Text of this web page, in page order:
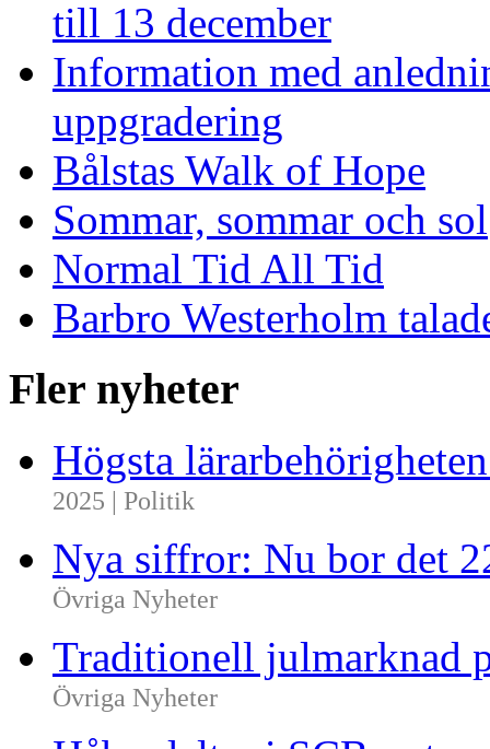
till 13 december
Information med
uppgradering
Bålstas Walk of Hope
Sommar, sommar och sol
Normal Tid All Tid
Barbro Westerholm
Fler nyheter
Högsta
2025 | Politik
Nya siffror: Nu bor det
Övriga Nyheter
Traditionell julmarknad
Övriga Nyheter